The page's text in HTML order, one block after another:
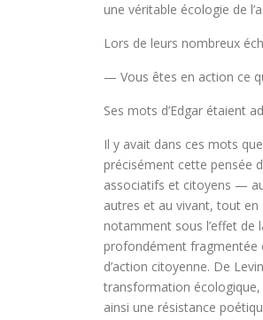
une véritable écologie de
Lors de leurs nombreux
— Vous êtes en action ce
Ses mots d’Edgar étaient
Il y avait dans ces mots
précisément cette pensée
associatifs et citoyens —
autres et au vivant, tout
notamment sous l’effet de
profondément fragmentée
d’action citoyenne. De
transformation
ainsi une résistance